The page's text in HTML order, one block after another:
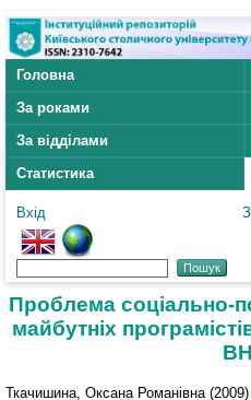
Головна
За роками
За відділами
Статистика
Вхід
Проблема соціально-
майбутніх
Ткачишина, Оксана Романівна (2009)